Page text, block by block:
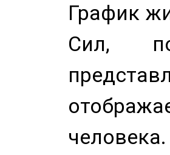
График
Сил,